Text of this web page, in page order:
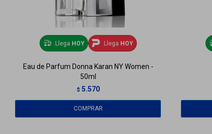
Llega HOY Llega HOY
Eau de Parfum Donna Karan NY Women -
50ml
$ 5.570